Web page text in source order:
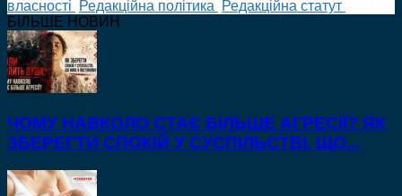
власності
Редакційна політика
Редакційна статут
БІЛЬШЕ НОВИН
ЧОМУ НАВКОЛО СТАЄ БІЛЬШЕ АГРЕСІЇ? ЯК
ЗБЕРЕГТИ СПОКІЙ У СУСПІЛЬСТВІ, ЩО...